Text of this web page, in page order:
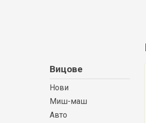
Вицове
Нови
Миш-маш
Авто